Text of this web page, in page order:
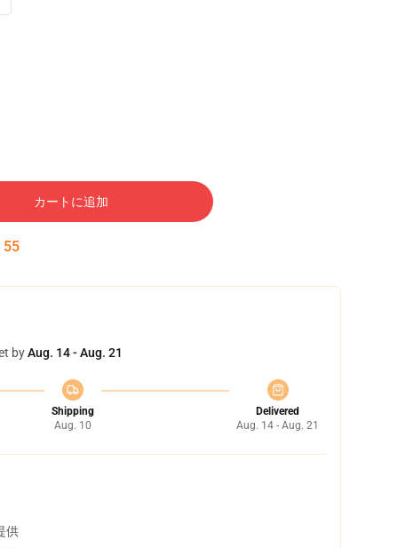
カートに追加
54
byAug. 14 - Aug. 21
Shipping
Aug. 10
Delivered
Aug. 14 - Aug. 21
供